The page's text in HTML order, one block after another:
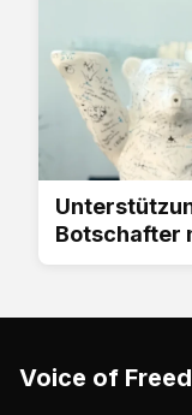
Botschafter
Voice of